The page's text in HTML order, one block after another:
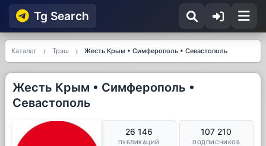
Tg Searсh
Каталог Трэш Жесть Крым • Симферополь • Севастополь
Жесть Крым • Симферополь •
Севастополь
26 146
ПУБЛИКАЦИЙ
107 210
ПОДПИСЧИКОВ